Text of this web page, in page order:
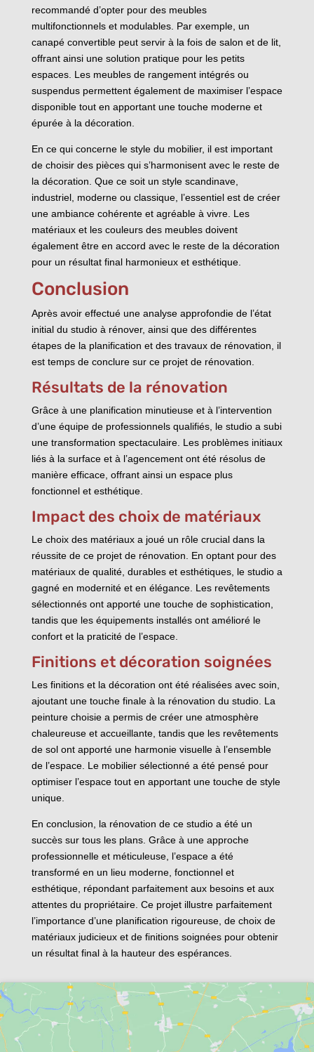
recommandé d’opter pour des meubles
multifonctionnels et modulables. Par exemple, un
canapé convertible peut servir à la fois de salon et de lit,
offrant ainsi une solution pratique pour les petits
espaces. Les meubles de rangement intégrés ou
suspendus permettent également de maximiser l’espace
disponible tout en apportant une touche moderne et
épurée à la décoration.
En ce qui concerne le style du mobilier, il est important
de choisir des pièces qui s’harmonisent avec le reste de
la décoration. Que ce soit un style scandinave,
industriel, moderne ou classique, l’essentiel est de créer
une ambiance cohérente et agréable à vivre. Les
matériaux et les couleurs des meubles doivent
également être en accord avec le reste de la décoration
pour un résultat final harmonieux et esthétique.
Conclusion
Après avoir effectué une analyse approfondie de l’état
initial du studio à rénover, ainsi que des différentes
étapes de la planification et des travaux de rénovation, il
est temps de conclure sur ce projet de rénovation.
Résultats de la rénovation
Grâce à une planification minutieuse et à l’intervention
d’une équipe de professionnels qualifiés, le studio a subi
une transformation spectaculaire. Les problèmes initiaux
liés à la surface et à l’agencement ont été résolus de
manière efficace, offrant ainsi un espace plus
fonctionnel et esthétique.
Impact des choix de matériaux
Le choix des matériaux a joué un rôle crucial dans la
réussite de ce projet de rénovation. En optant pour des
matériaux de qualité, durables et esthétiques, le studio a
gagné en modernité et en élégance. Les revêtements
sélectionnés ont apporté une touche de sophistication,
tandis que les équipements installés ont amélioré le
confort et la praticité de l’espace.
Finitions et décoration soignées
Les finitions et la décoration ont été réalisées avec soin,
ajoutant une touche finale à la rénovation du studio. La
peinture choisie a permis de créer une atmosphère
chaleureuse et accueillante, tandis que les revêtements
de sol ont apporté une harmonie visuelle à l’ensemble
de l’espace. Le mobilier sélectionné a été pensé pour
optimiser l’espace tout en apportant une touche de style
unique.
En conclusion, la rénovation de ce studio a été un
succès sur tous les plans. Grâce à une approche
professionnelle et méticuleuse, l’espace a été
transformé en un lieu moderne, fonctionnel et
esthétique, répondant parfaitement aux besoins et aux
attentes du propriétaire. Ce projet illustre parfaitement
l’importance d’une planification rigoureuse, de choix de
matériaux judicieux et de finitions soignées pour obtenir
un résultat final à la hauteur des espérances.